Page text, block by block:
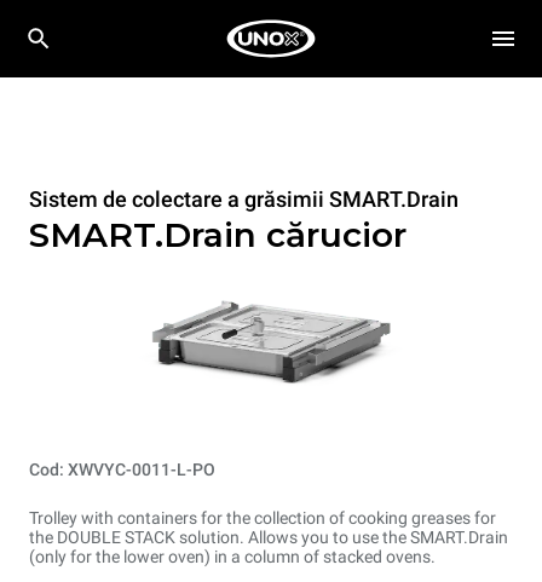
Sistem de colectare a grăsimii SMART.Drain
SMART.Drain cărucior
Cod: XWVYC-0011-L-PO
Trolley with containers for the collection of cooking greases for
the DOUBLE STACK solution. Allows you to use the SMART.Drain
(only for the lower oven) in a column of stacked ovens.